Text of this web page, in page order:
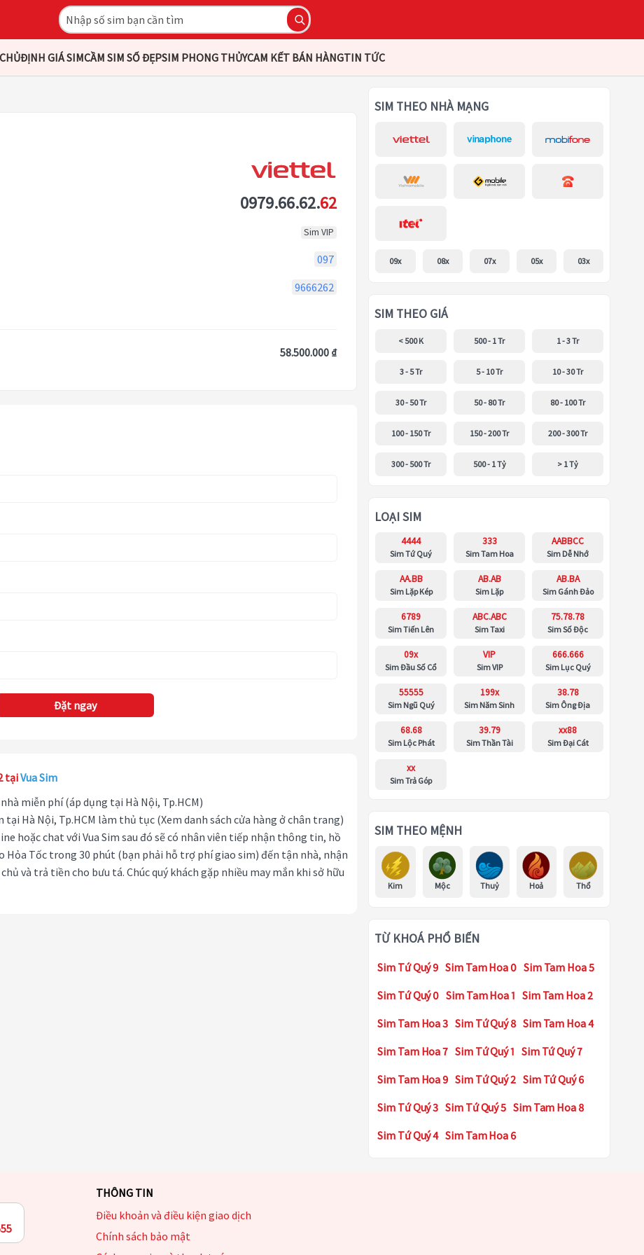
ĐỊNH GIÁ SIMCẦM SIM SỐ ĐẸPSIM PHONG THỦYCAM KẾT BÁN HÀNGTIN TỨC
0979.66.62.62
Sim VIP
097
9666262
58.500.000 ₫
Đặt ngay
tạiVua Sim
miễn phí (áp dụng tại Hà Nội, Tp.HCM)
tại Hà Nội, Tp.HCM làm thủ tục (Xem danh sách cửa hàng ở chân trang)
hoặc chat với Vua Sim sau đó sẽ có nhân viên tiếp nhận thông tin, hồ
Hỏa Tốc trong 30 phút (bạn phải hỗ trợ phí giao sim) đến tận nhà, nhận
và trả tiền cho bưu tá. Chúc quý khách gặp nhiều may mắn khi sở hữu
SIM THEO NHÀ MẠNG
09x 08x 07x 05x 03x
SIM THEO GIÁ
< 500 K 500 - 1 Tr 1 - 3 Tr
3 - 5 Tr 5 - 10 Tr 10 - 30 Tr
30 - 50 Tr 50 - 80 Tr 80 - 100 Tr
100 - 150 Tr 150 - 200 Tr 200 - 300 Tr
300 - 500 Tr 500 - 1 Tỷ > 1 Tỷ
LOẠI SIM
4444
Sim Tứ Quý
333
Sim Tam Hoa
AABBCC
Sim Dễ Nhớ
AA.BB
Sim Lặp Kép
AB.AB
Sim Lặp
AB.BA
Sim Gánh Đảo
6789
Sim Tiến Lên
ABC.ABC
Sim Taxi
75.78.78
Sim Số Độc
09x
Sim Đầu Số Cổ
VIP
Sim VIP
666.666
Sim Lục Quý
55555
Sim Ngũ Quý
199x
Sim Năm Sinh
38.78
Sim Ông Địa
68.68
Sim Lộc Phát
39.79
Sim Thần Tài
xx88
Sim Đại Cát
xx
Sim Trả Góp
SIM THEO MỆNH
Kim Mộc Thuỷ Hoả Thổ
TỪ KHOÁ PHỔ BIẾN
Sim Tứ Quý 9 Sim Tam Hoa 0 Sim Tam Hoa 5
Sim Tứ Quý 0 Sim Tam Hoa 1 Sim Tam Hoa 2
Sim Tam Hoa 3 Sim Tứ Quý 8 Sim Tam Hoa 4
Sim Tam Hoa 7 Sim Tứ Quý 1 Sim Tứ Quý 7
Sim Tam Hoa 9 Sim Tứ Quý 2 Sim Tứ Quý 6
Sim Tứ Quý 3 Sim Tứ Quý 5 Sim Tam Hoa 8
Sim Tứ Quý 4 Sim Tam Hoa 6
THÔNG TIN
Điều khoản và điều kiện giao dịch
Chính sách bảo mật